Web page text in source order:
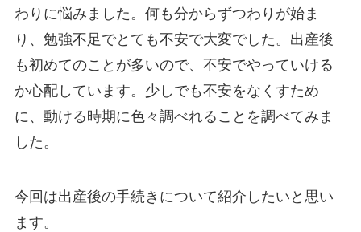
わりに悩みました。何も分からずつわりが始ま
り、勉強不足でとても不安で大変でした。出産後
も初めてのことが多いので、不安でやっていける
か心配しています。少しでも不安をなくすため
に、動ける時期に色々調べれることを調べてみま
した。
今回は出産後の手続きについて紹介したいと思い
ます。